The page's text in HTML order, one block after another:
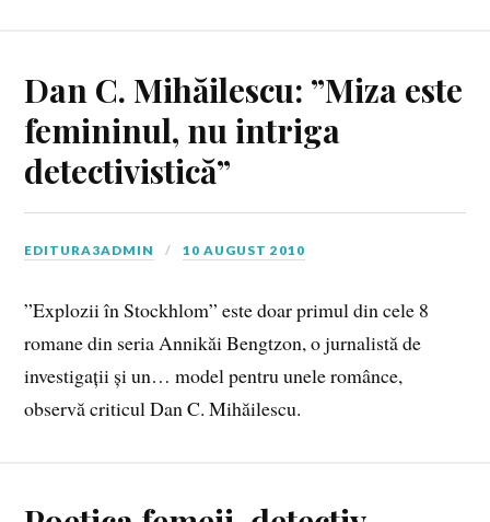
Dan C. Mihăilescu: ”Miza este
femininul, nu intriga
detectivistică”
EDITURA3ADMIN 10 AUGUST 2010
”Explozii în Stockhlom” este doar primul din cele 8
romane din seria Annikăi Bengtzon, o jurnalistă de
investigații și un… model pentru unele românce,
observă criticul Dan C. Mihăilescu.